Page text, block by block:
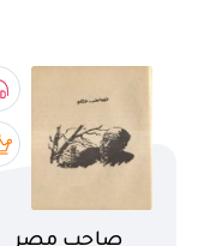
اسم الكتاب
صاحب مصر